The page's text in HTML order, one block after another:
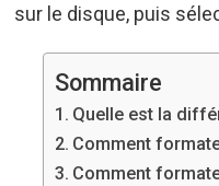
sur le disque, puis
Sommaire
Quelle est la
Comment
Comment